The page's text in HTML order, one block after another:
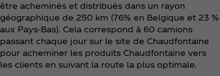
être acheminés et distribués dans un rayon
géographique de 250 km (76% en Belgique et 23 %
aux Pays-Bas). Cela correspond à 60 camions
passant chaque jour sur le site de Chaudfontaine
pour acheminer les produits Chaudfontaine vers
les clients en suivant la route la plus optimale.